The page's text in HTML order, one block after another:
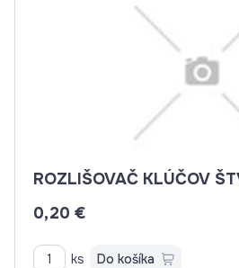
0,20 €
ks Do košíka